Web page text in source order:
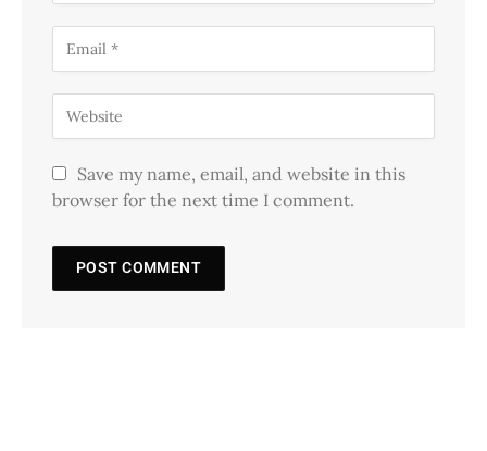
Save my name, email, and website in this
browser for the next time I comment.